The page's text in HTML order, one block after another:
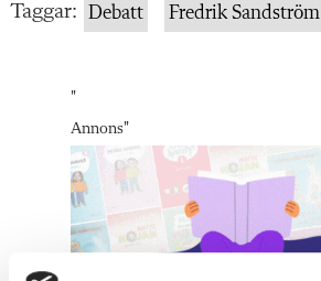
Taggar: Debatt Fredrik Sandström
"
Annons"